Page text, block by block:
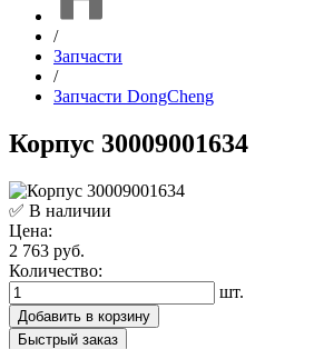
/
Запчасти
/
Запчасти DongCheng
Корпус 30009001634
✅ В наличии
Цена:
2 763 руб.
Количество:
шт.
Добавить в корзину
Быстрый заказ